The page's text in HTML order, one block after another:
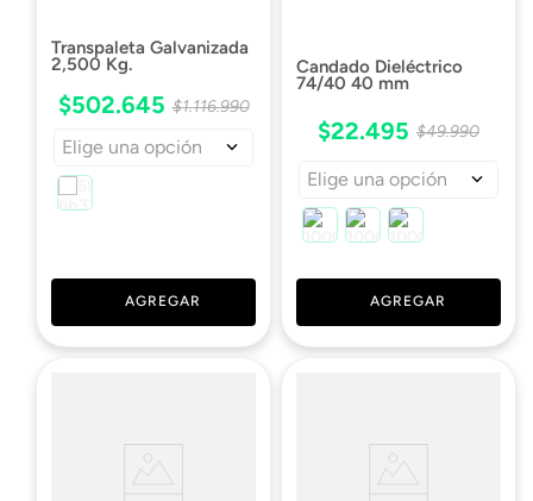
Transpaleta Galvanizada
2,500 Kg.
$502.645 $1.116.990
Elige una opción
AGREGAR
Candado Dieléctrico
74/40 40 mm
$22.495 $49.990
Elige una opción
AGREGAR